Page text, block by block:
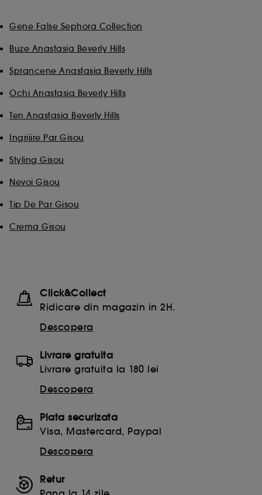
Gene False Sephora Collection
Buze Anastasia Beverly Hills
Sprancene Anastasia Beverly Hills
Ochi Anastasia Beverly Hills
Ten Anastasia Beverly Hills
Ingrijire Par Gisou
Styling Gisou
Nevoi Gisou
Tip De Par Gisou
Crema Gisou
Click&Collect
Ridicare din magazin in 2H.
Descopera
Livrare gratuita
Livrare gratuita la 180 lei
Descopera
Plata securizata
Visa, Mastercard, Paypal
Descopera
Retur